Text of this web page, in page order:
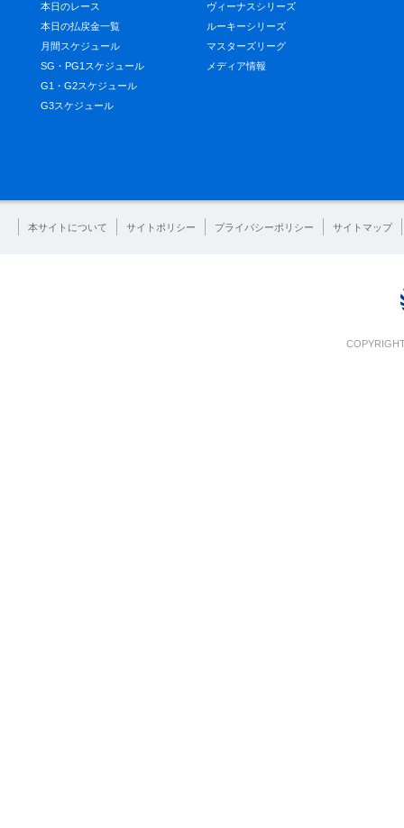
本日のレース
本日の払戻金一覧
月間スケジュール
SG・PG1スケジュール
G1・G2スケジュール
G3スケジュール
ヴィーナスシリーズ
ルーキーシリーズ
マスターズリーグ
メディア情報
本サイトについて サイトポリシー プライバシーポリシー サイトマップ